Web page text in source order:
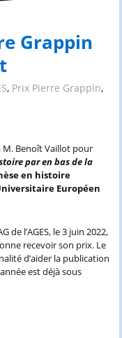
Grappin
, Prix Pierre Grappin,
M. Benoît Vaillot pour
par en bas de la
en histoire
Européen
de l’AGES, le 3 juin 2022,
recevoir son prix. Le
d’aider la publication
est déjà sous